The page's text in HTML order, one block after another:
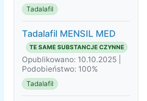
Tadalafil
Tadalafil MENSIL MED
TE SAME SUBSTANCJE CZYNNE
Opublikowano: 10.10.2025 |
Podobieństwo: 100%
Tadalafil